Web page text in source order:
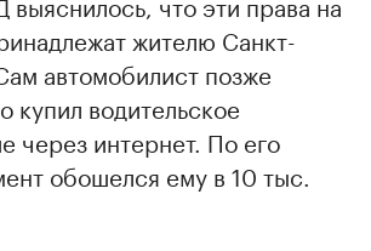
жителю Санкт-
автомобилист позже
купил водительское
через интернет. По его
обошелся ему в 10 тыс.